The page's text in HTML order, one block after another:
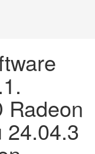
Radeon
24.04.3